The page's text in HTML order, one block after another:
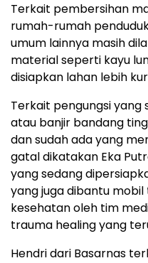
Terkait pembersihan
rumah-rumah
umum lainnya masih
material seperti kayu
disiapkan lahan lebih
Terkait pengungsi yang
atau banjir bandang
dan sudah ada yang
gatal dikatakan Eka
yang sedang
yang juga dibantu
kesehatan oleh tim
trauma healing yang
Hendri dari Basarnas